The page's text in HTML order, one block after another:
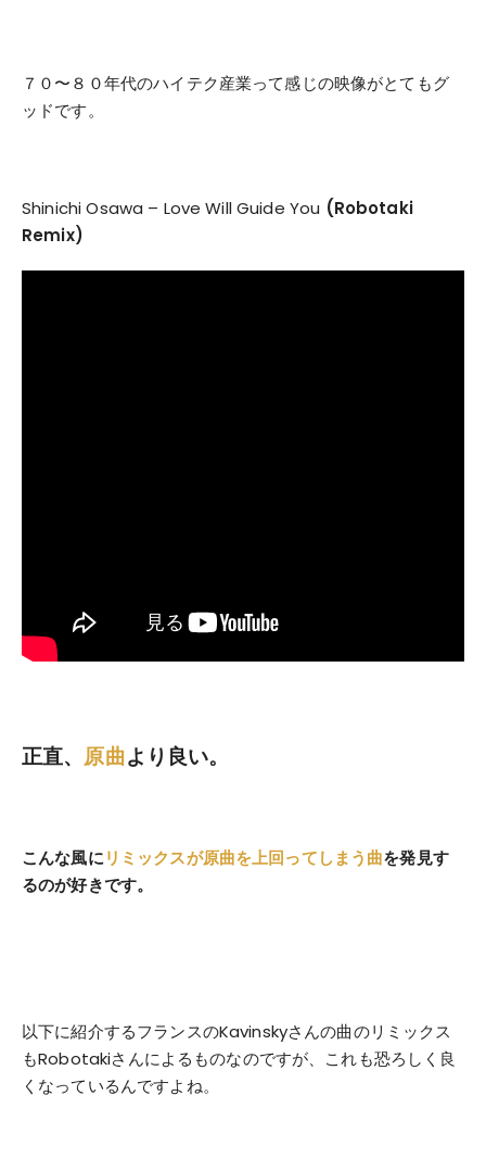
７０〜８０年代のハイテク産業って感じの映像がとてもグ
ッドです。
Shinichi Osawa – Love Will Guide You (Robotaki
Remix)
正直、原曲より良い。
こんな風にリミックスが原曲を上回ってしまう曲を発見す
るのが好きです。
以下に紹介するフランスのKavinskyさんの曲のリミックス
もRobotakiさんによるものなのですが、これも恐ろしく良
くなっているんですよね。